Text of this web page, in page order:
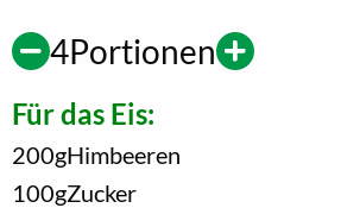
4Portionen
Für das Eis:
200gHimbeeren
100gZucker